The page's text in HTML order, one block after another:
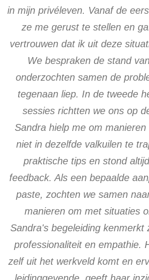
in mijn privéleven. Vanaf de
ze me gerust te stellen en
vertrouwen dat ik uit deze
We bespraken de stand
onderzochten samen de
tegenaan liep. In de tweede
sessies richtten we ons op
Sandra hielp me om
niet in dezelfde valkuilen te
praktische tips en stond
feedback. Als een bepaalde
paste, zochten we samen
manieren om met situaties
Sandra's begeleiding kenmerkt
professionaliteit en empathie.
zelf uit het werkveld komt en